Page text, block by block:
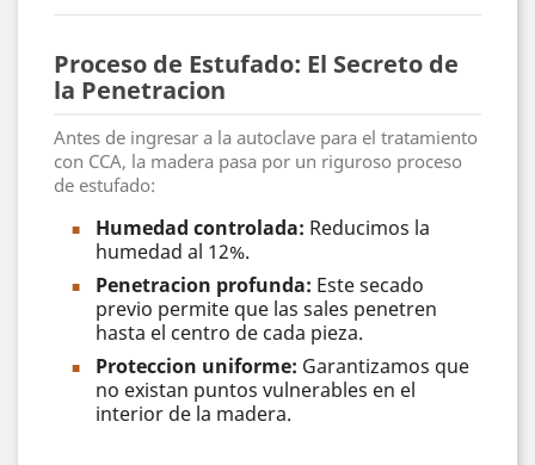
Proceso de Estufado: El Secreto de
la Penetracion
Antes de ingresar a la autoclave para el tratamiento
con CCA, la madera pasa por un riguroso proceso
de estufado:
Humedad controlada: Reducimos la
humedad al 12%.
Penetracion profunda: Este secado
previo permite que las sales penetren
hasta el centro de cada pieza.
Proteccion uniforme: Garantizamos que
no existan puntos vulnerables en el
interior de la madera.